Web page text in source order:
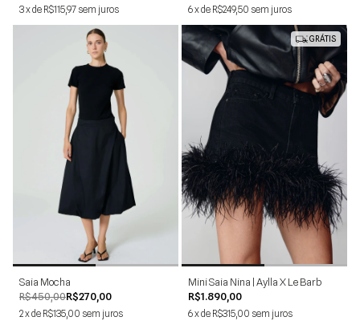
3xde R$115,97 sem juros 6xde R$249,50 sem juros
Saia Mocha
R$270,00
R$450,00
2xde R$135,00 sem juros
40 42 44
GRÁTIS
Mini Saia Nina | Aylla X Le Barb
R$1.890,00
6xde R$315,00 sem juros
36 40